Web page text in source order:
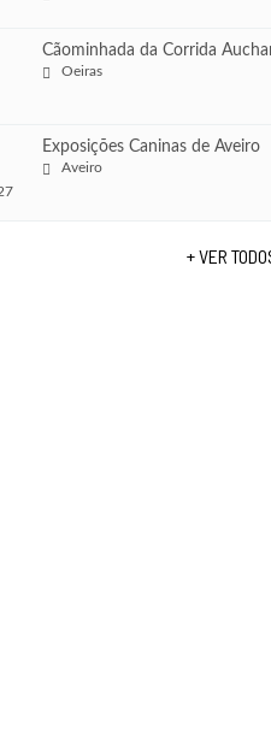
Cãominhada da Corrida
Oeiras
Exposições Caninas de Aveiro
Aveiro
+ VER